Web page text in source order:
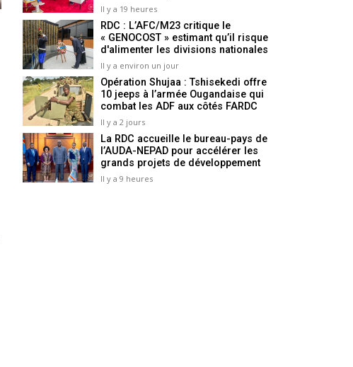
Il y a 19 heures
RDC : L’AFC/M23 critique le
« GENOCOST » estimant qu’il risque
d'alimenter les divisions nationales
Il y a environ un jour
Opération Shujaa : Tshisekedi offre
10 jeeps à l’armée Ougandaise qui
combat les ADF aux côtés FARDC
Il y a 2 jours
La RDC accueille le bureau-pays de
l’AUDA-NEPAD pour accélérer les
grands projets de développement
Il y a 9 heures